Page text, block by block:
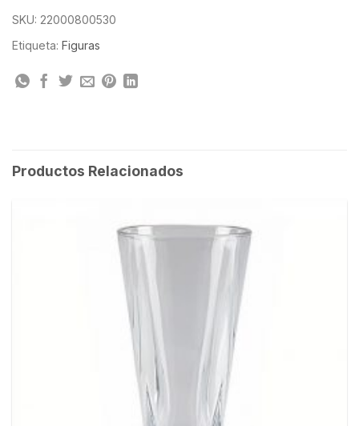
SKU: 22000800530
Etiqueta: Figuras
Productos Relacionados